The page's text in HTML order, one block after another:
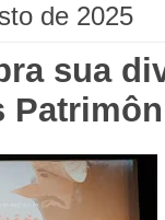
de 2025
sua